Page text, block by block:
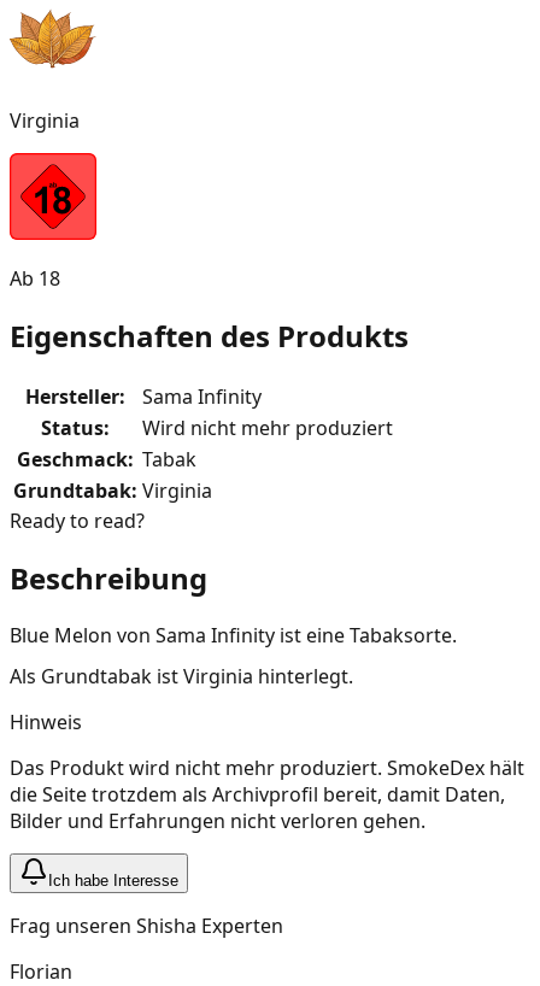
Virginia
Ab 18
Eigenschaften des Produkts
Hersteller:
Sama Infinity
Status:
Wird nicht mehr produziert
Geschmack: Tabak
Grundtabak: Virginia
Ready to read?
Beschreibung
Blue Melon von Sama Infinity ist eine Tabaksorte.
Als Grundtabak ist Virginia hinterlegt.
Hinweis
Das Produkt wird nicht mehr produziert. SmokeDex hält
die Seite trotzdem als Archivprofil bereit, damit Daten,
Bilder und Erfahrungen nicht verloren gehen.
Ich habe Interesse
Frag unseren Shisha Experten
Florian